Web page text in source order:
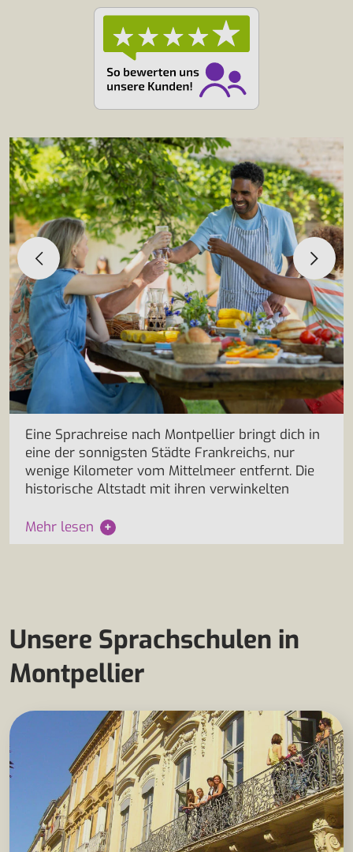
Eine Sprachreise nach Montpellier bringt dich in
eine der sonnigsten Städte Frankreichs, nur
wenige Kilometer vom Mittelmeer entfernt. Die
historische Altstadt mit ihren verwinkelten
Mehr lesen +
Unsere Sprachschulen in
Montpellier